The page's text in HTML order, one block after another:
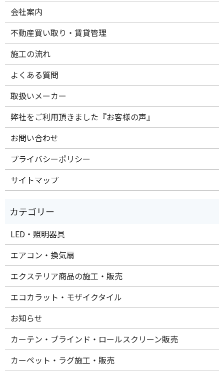
会社案内
不動産買い取り・賃貸管理
施工の流れ
よくある質問
取扱いメーカー
弊社をご利用頂きました『お客様の声』
お問い合わせ
プライバシーポリシー
サイトマップ
LED・照明器具
エアコン・換気扇
エクステリア商品の施工・販売
エコカラット・モザイクタイル
お知らせ
カーテン・ブラインド・ロールスクリーン販売
カーペット・ラグ施工・販売